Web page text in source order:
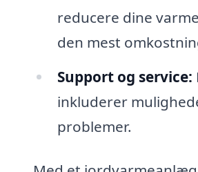
reducere dine
den mest
Support og service:
inkluderer
problemer.